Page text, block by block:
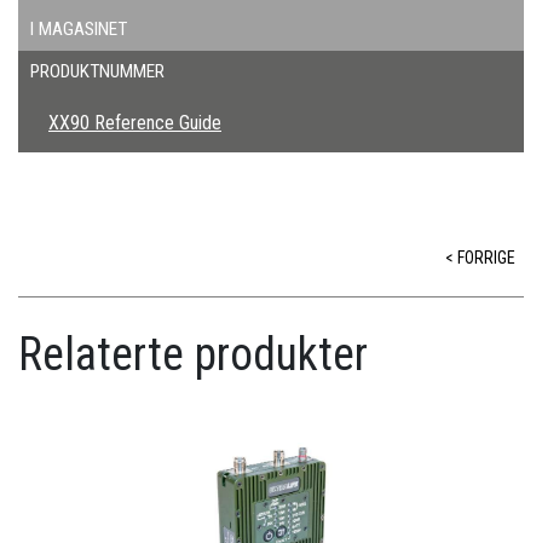
PRODUKTNUMMER
I MAGASINET
XX90 Reference Guide
< FORRIGE
Relaterte produkter